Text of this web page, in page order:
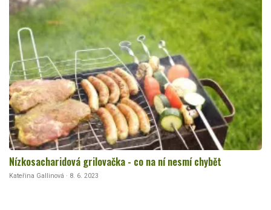
Nízkosacharidová grilovačka - co na ní nesmí chybět
Kateřina Gallinová · 8. 6. 2023